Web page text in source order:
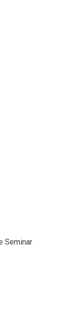
Seminar